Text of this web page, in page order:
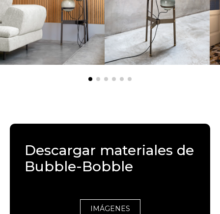
Descargar materiales de
Bubble-Bobble
IMÁGENES